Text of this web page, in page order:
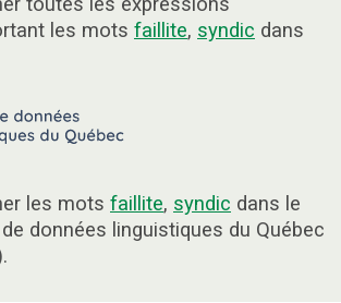
les mots faillite, syndic dans
les mots faillite, syndic dans le
données linguistiques du Québec